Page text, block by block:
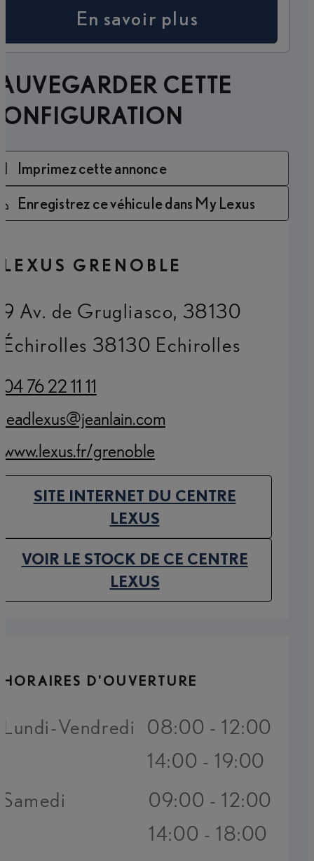
En savoir plus
CETTE
Imprimez cette annonce
Enregistrez ce véhicule dans My Lexus
LEXUS GRENOBLE
9 Av. de Grugliasco, 38130
Échirolles 38130 Echirolles
04 76 22 11 11
(Opens in new tab)
leadlexus@jeanlain.com
(Opens in new tab)
www.lexus.fr/grenoble
(Opens in new tab)
SITE INTERNET DU CENTRE
LEXUS(OPENS IN NEW TAB)
VOIR LE STOCK DE CE CENTRE
LEXUS(OPENS IN NEW TAB)
HORAIRES D'OUVERTURE
Lundi-Vendredi 08:00 - 12:00
14:00 - 19:00
Samedi
09:00 - 12:00
14:00 - 18:00